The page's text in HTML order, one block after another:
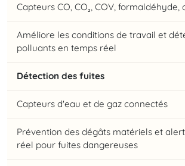
Capteurs CO, CO₂, COV, formaldéhyde,
Améliore les conditions de travail et
polluants en temps réel
Détection des fuites
Capteurs d'eau et de gaz connectés
Prévention des dégâts matériels et
réel pour fuites dangereuses